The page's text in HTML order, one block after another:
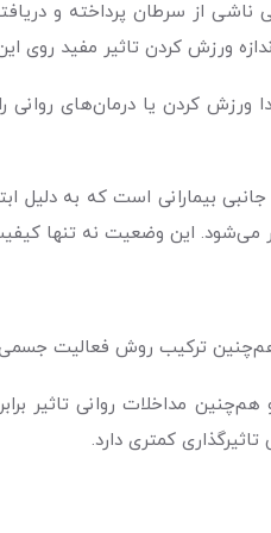
از سرطان پرداخته و
ورزش کردن تاثیر مفید روی
کردن یا درمان‌های روانی
بیمارانی است که به
این وضعیت نه تنها
ترکیب روش فعالیت
هم‌چنین مداخلات روانی
کمتری دارد.